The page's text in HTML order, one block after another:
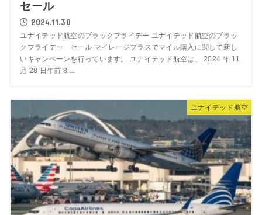
セール
2024.11.30
ユナイテッド航空のブラックフライデー ユナイテッド航空のブラッ
クフライデー セール マイレージプラスでマイル購入に関して新し
いキャンペーンを行っています。 ユナイテッド航空は、 2024 年 11
月 28 日午前 8:...
ユナイテッド航空